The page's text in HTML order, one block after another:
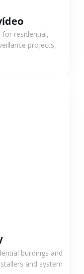
for residential,
projects,
buildings and
and system